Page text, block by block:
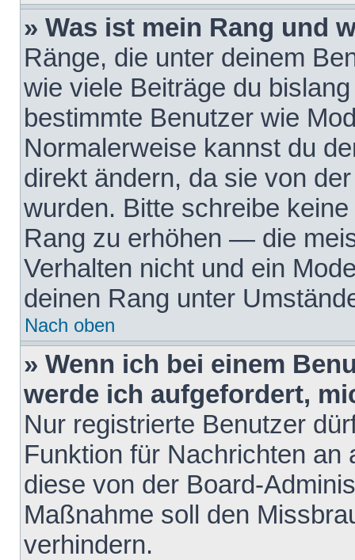
» Was ist mein Rang und
Ränge, die unter deinem
wie viele Beiträge du
bestimmte Benutzer wie
Normalerweise kannst du
direkt ändern, da sie von
wurden. Bitte schreibe
Rang zu erhöhen — die
Verhalten nicht und ein
deinen Rang unter
Nach oben
» Wenn ich bei einem
werde ich aufgefordert,
Nur registrierte Benutzer
Funktion für Nachrichten
diese von der Board-
Maßnahme soll den
verhindern.